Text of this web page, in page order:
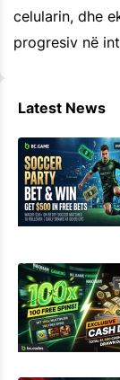
celularin, dhe
progresiv në
Latest News